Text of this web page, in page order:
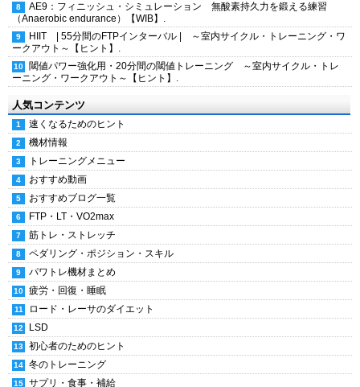
AE9：フィニッシュ・シミュレーション 無酸素持久力を鍛える練習
（Anaerobic endurance）【WIB】.
HIIT | 55分間のFTPインターバル | ～室内サイクル・トレーニング・ワ
ークアウト～【ヒント】.
閾値パワー強化用・20分間の閾値トレーニング ～室内サイクル・トレ
ーニング・ワークアウト～【ヒント】.
人気コンテンツ
速くなるためのヒント
機材情報
トレーニングメニュー
おすすめ動画
おすすめブログ一覧
FTP・LT・VO2max
筋トレ・ストレッチ
ペダリング・ポジション・スキル
パワトレ機材まとめ
疲労・回復・睡眠
ロード・レーサのダイエット
LSD
初心者のためのヒント
冬のトレーニング
サプリ・食事・補給